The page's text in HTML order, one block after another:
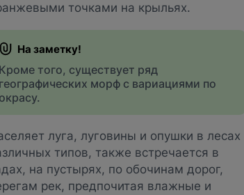
точками на крыльях.
Кроме того, существует ряд
географических морф с вариациями по
окрасу.
луга, луговины и опушки в лесах
типов, также встречается в
на пустырях, по обочинам дорог,
рек, предпочитая влажные и